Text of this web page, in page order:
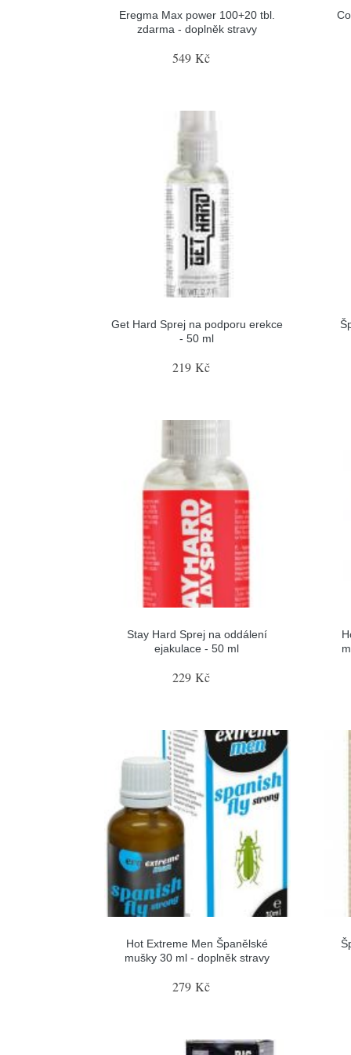
Eregma Max power 100+20 tbl.
zdarma - doplněk stravy
549 Kč
Get Hard Sprej na podporu erekce
- 50 ml
219 Kč
Stay Hard Sprej na oddálení
ejakulace - 50 ml
229 Kč
Hot Extreme Men Španělské
mušky 30 ml - doplněk stravy
279 Kč